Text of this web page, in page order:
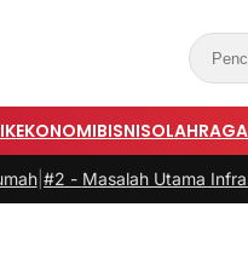
EKONOMIBISNISOLAHRAGA
Utama Infrastruktur